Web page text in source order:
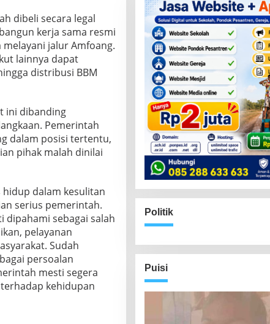
dibeli secara legal
kerja sama resmi
jalur Amfoang.
lainnya dapat
distribusi BBM
ini dibanding
Pemerintah
dalam posisi tertentu,
pihak malah dinilai
hidup dalam kesulitan
serius pemerintah.
dipahami sebagai salah
pelayanan
Sudah
persoalan
mesti segera
kehidupan
Politik
Puisi